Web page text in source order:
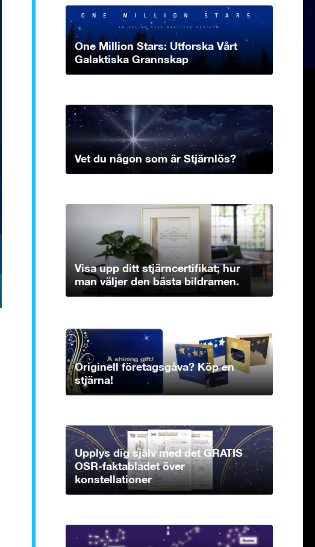
One Million Stars: Utforska Vårt
Galaktiska Grannskap
Vet du någon som är Stjärnlös?
Visa upp ditt stjärncertifikat; hur
man väljer den bästa bildramen.
Originell företagsgåva? Köp en
stjärna!
Upplys dig själv med det GRATIS
OSR-faktabladet över
konstellationer